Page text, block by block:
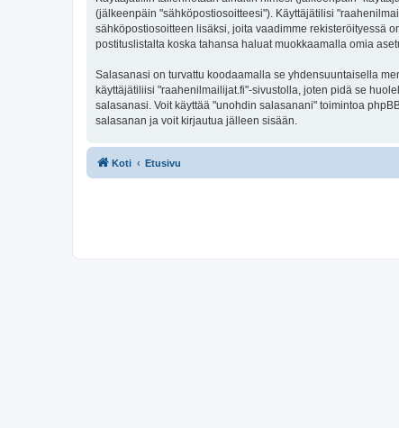
(jälkeenpäin "sähköpostiosoitteesi"). Käyttäjätilisi
sähköpostiosoitteen lisäksi, joita vaadimme rekisteröityessä
postituslistalta koska tahansa haluat muokkaamalla omia
Salasanasi on turvattu koodaamalla se yhdensuuntaisella
käyttäjätiliisi "raahenilmailijat.fi"-sivustolla, joten pidä se
salasanasi. Voit käyttää "unohdin salasanani" toimintoa
salasanan ja voit kirjautua jälleen sisään.
Koti Etusivu